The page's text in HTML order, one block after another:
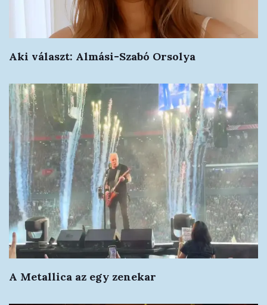
Aki választ: Almási-Szabó Orsolya
A Metallica az egy zenekar